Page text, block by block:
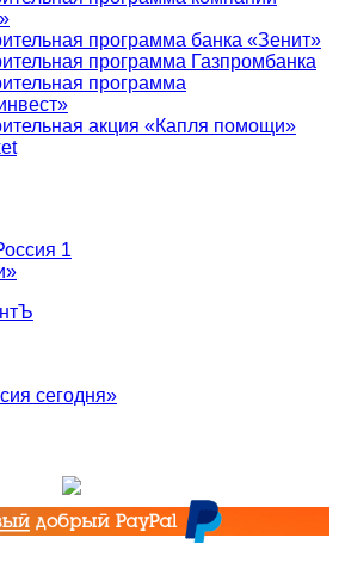
программа банка «Зенит»
программа Газпромбанка
программа
акция «Капля помощи»
1
сегодня»